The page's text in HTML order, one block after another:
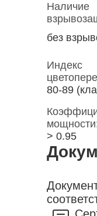
Наличие
без
Индекс
80-89
> 0.95